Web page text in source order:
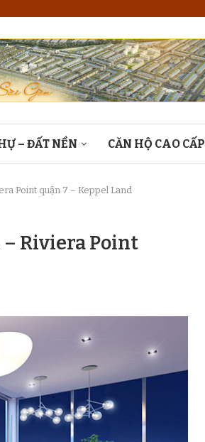
– ĐẤT NỀN CĂN HỘ CAO CẤP
Point quận 7 – Keppel Land
Riviera Point